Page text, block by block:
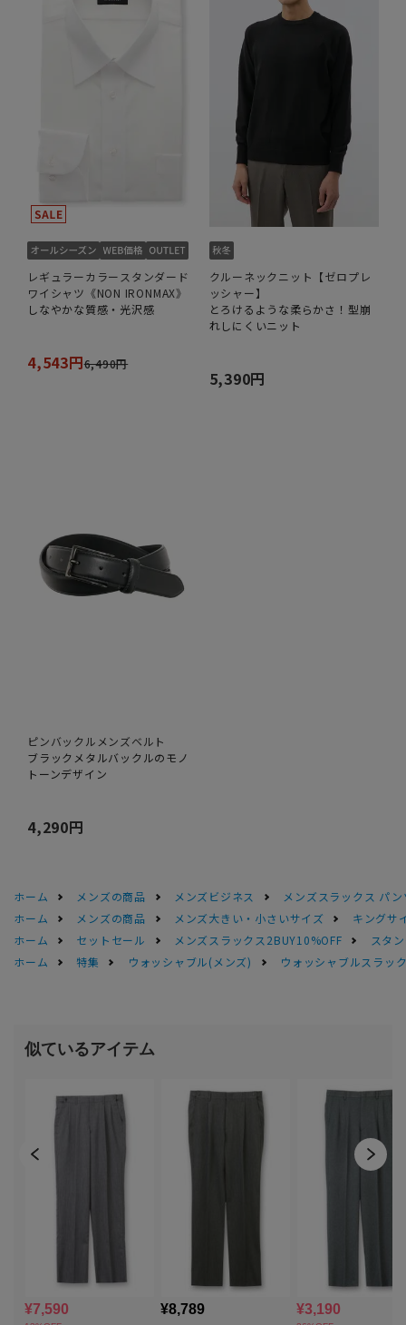
レギュラーカラースタンダード
ワイシャツ《NON IRONMAX》
しなやかな質感・光沢感
4,543円6,490円
クルーネックニット【ゼロプレ
ッシャー】
とろけるような柔らかさ！型崩
れしにくいニット
5,390円
ピンバックルメンズベルト
ブラックメタルバックルのモノ
トーンデザイン
4,290円
ホーム メンズの商品 メンズビジネス
メンズスラックス パン
ホーム
メンズの商品 メンズ大きい・小さいサイズ
キングサ
ホーム
セットセール メンズスラックス2BUY10%OFF
スタ
ホーム
特集 ウォッシャブル(メンズ) ウォッシャブルスラッ